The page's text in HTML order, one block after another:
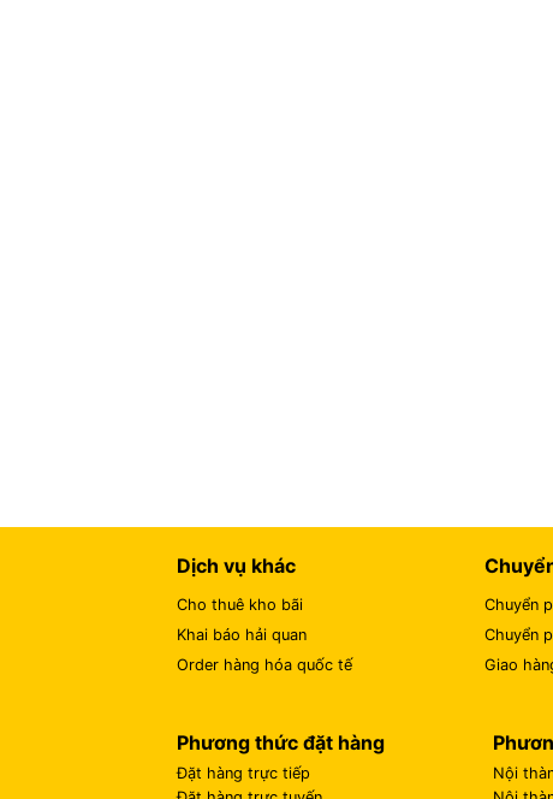
Dịch vụ khác
Cho thuê kho bãi
Khai báo hải quan
Order hàng hóa quốc tế
Chuyển
Chuyển
Giao
Phương thức đặt hàng
Đặt hàng trực tiếp
Nội